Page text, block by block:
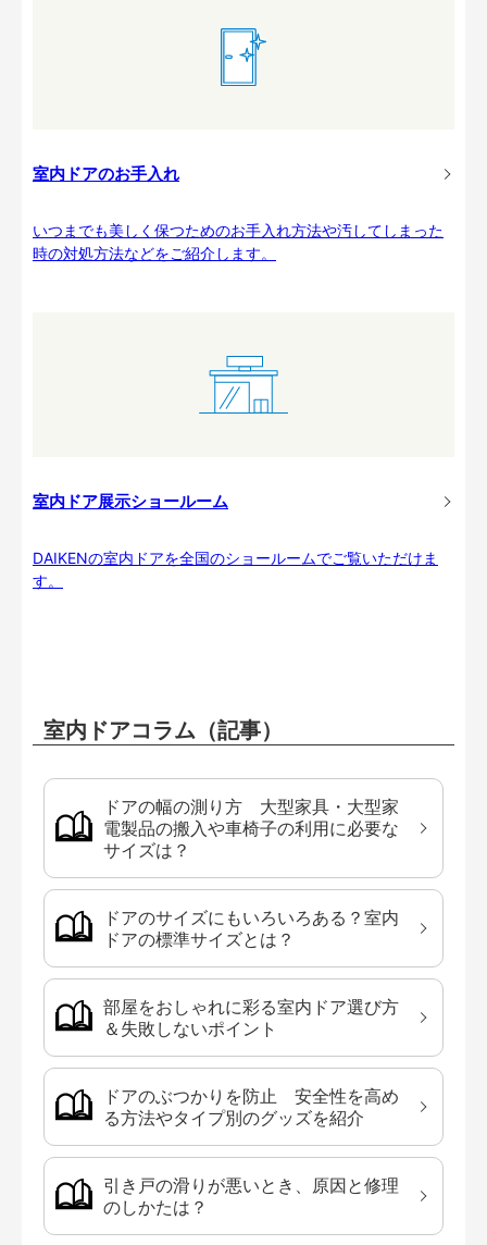
室内ドアのお手入れ
いつまでも美しく保つためのお手入れ方法や汚してしまった
時の対処方法などをご紹介します。
室内ドア展示ショールーム
DAIKENの室内ドアを全国のショールームでご覧いただけま
す。
室内ドアコラム（記事）
ドアの幅の測り方 大型家具・大型家
電製品の搬入や車椅子の利用に必要な
サイズは？
ドアのサイズにもいろいろある？室内
ドアの標準サイズとは？
部屋をおしゃれに彩る室内ドア選び方
＆失敗しないポイント
ドアのぶつかりを防止 安全性を高め
る方法やタイプ別のグッズを紹介
引き戸の滑りが悪いとき、原因と修理
のしかたは？